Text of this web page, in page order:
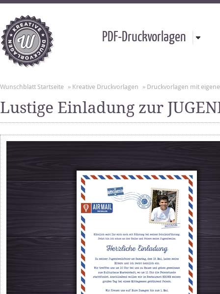
PDF-Druckvorlagen
Wunschblatt Startseite » Kreative Druckvorlagen » Druckvorlagen mit
Lustige Einladung zur